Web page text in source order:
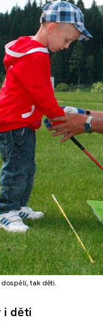
tak děti.
i děti